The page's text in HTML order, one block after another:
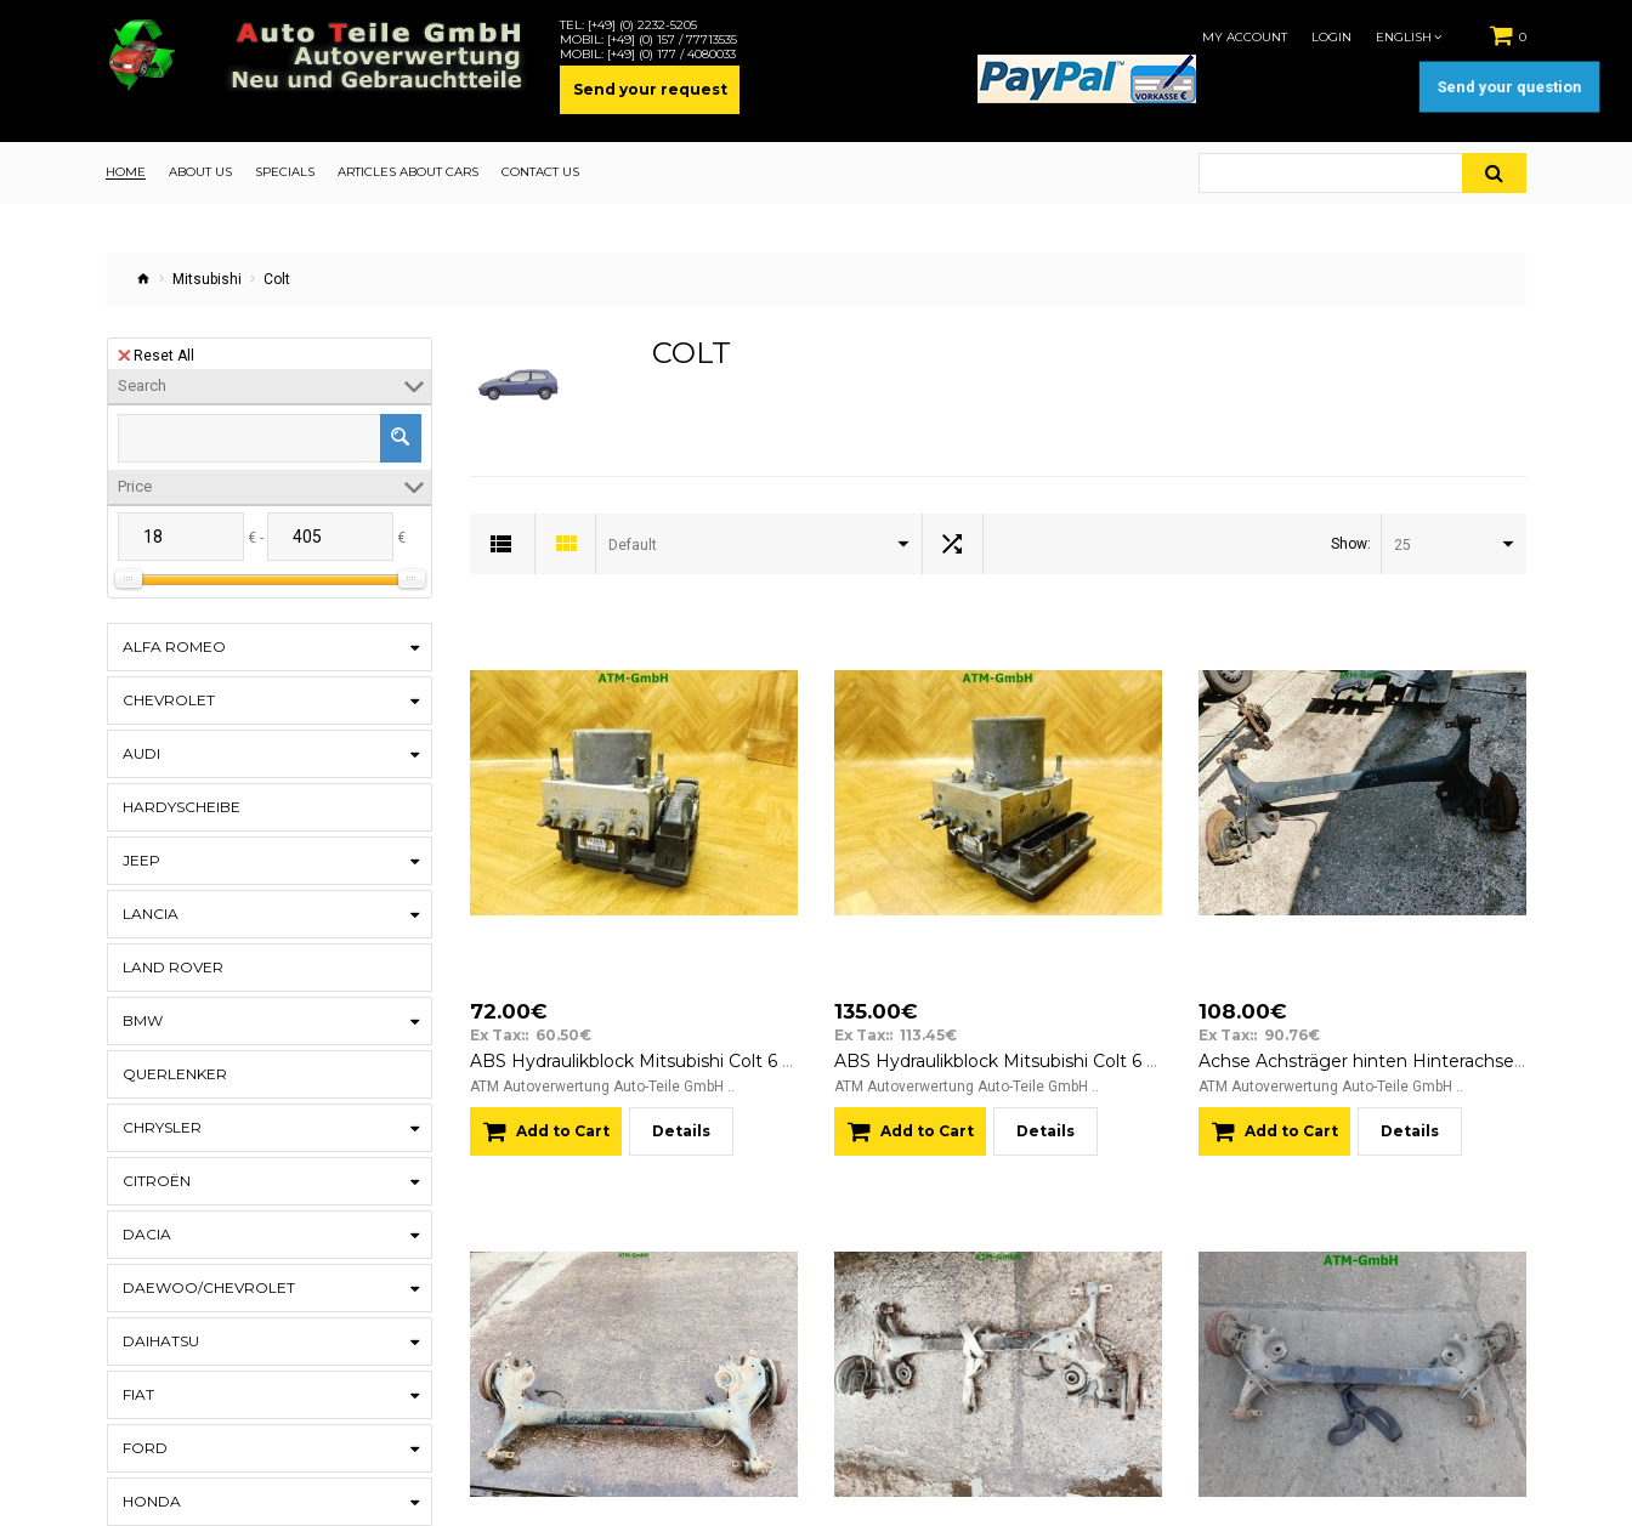
TEL: [+49] (0) 2232-5205
MOBIL: [+49] (0) 157 / 77713535
MOBIL: [+49] (0) 177 / 4080033
Send your request
0
MY ACCOUNT LOGIN ENGLISH
HOME ABOUT US SPECIALS ARTICLES ABOUT CARS CONTACT US
Mitsubishi Colt
Reset All
Search
Price
€ - €
ALFA ROMEO
CHEVROLET
AUDI
HARDYSCHEIBE
JEEP
LANCIA
LAND ROVER
BMW
QUERLENKER
CHRYSLER
CITROËN
DACIA
DAEWOO/CHEVROLET
DAIHATSU
FIAT
FORD
HONDA
COLT
Default Show: 25
72.00€
Ex Tax:: 60.50€
ABS Hydraulikblock Mitsubishi Colt 6 VI Bosch 0265231502 A4544200975 MN116161
ATM Autoverwertung Auto-Teile GmbH ..
Add to Cart Details
135.00€
Ex Tax:: 113.45€
ABS Hydraulikblock Mitsubishi Colt 6 VI Bosch 4670A403 0265230168 0265951048
ATM Autoverwertung Auto-Teile GmbH ..
Add to Cart Details
108.00€
Ex Tax:: 90.76€
Achse Achsträger hinten Hinterachse Mitsubishi Colt 6 VI
ATM Autoverwertung Auto-Teile GmbH ..
Add to Cart Details
Send your question